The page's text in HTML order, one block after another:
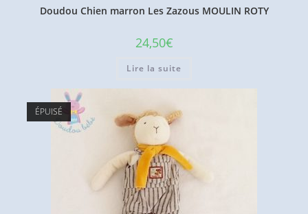
Doudou Chien marron Les Zazous MOULIN ROTY
24,50€
Lire la suite
ÉPUISÉ